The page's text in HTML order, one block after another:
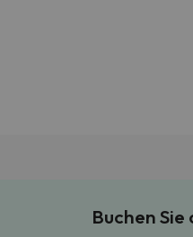
Buchen Sie